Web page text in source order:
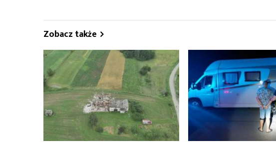
Zobacz także